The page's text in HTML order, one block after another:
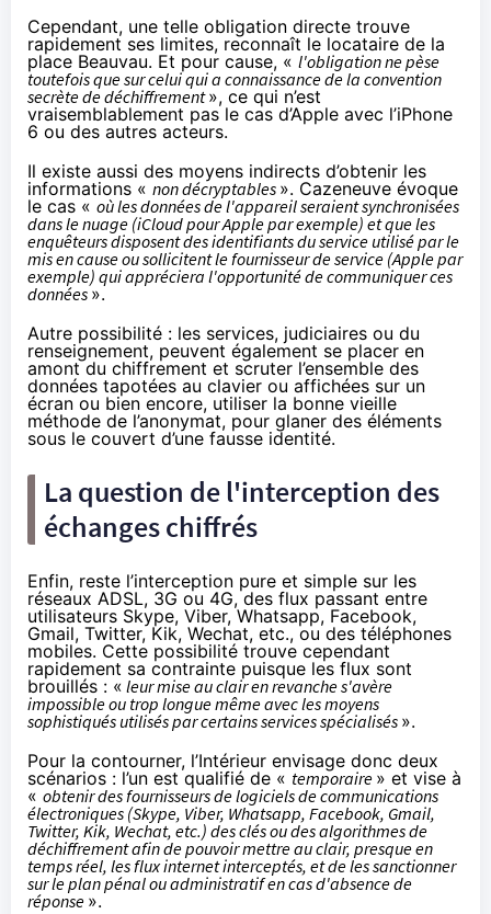
Cependant, une telle obligation directe trouve
rapidement ses limites, reconnaît le locataire de la
place Beauvau. Et pour cause, « l'obligation ne pèse
toutefois que sur celui qui a connaissance de la convention
secrète de déchiffrement», ce qui n’est
vraisemblablement pas le cas d’Apple avec l’iPhone
6 ou des autres acteurs.
Il existe aussi des moyens indirects d’obtenir les
informations « non décryptables ». Cazeneuve évoque
le cas « où les données de l'appareil seraient synchronisées
dans le nuage (iCloud pour Apple par exemple) et que les
enquêteurs disposent des identifiants du service utilisé par le
mis en cause ou sollicitent le fournisseur de service (Apple par
exemple) qui appréciera l'opportunité de communiquer ces
données ».
Autre possibilité : les services, judiciaires ou du
renseignement, peuvent également se placer en
amont du chiffrement et scruter l’ensemble des
données tapotées au clavier ou affichées sur un
écran ou bien encore, utiliser la bonne vieille
méthode de l’anonymat, pour glaner des éléments
sous le couvert d’une fausse identité.
La question de l'interception des
échanges chiffrés
Enfin, reste l’interception pure et simple sur les
réseaux ADSL, 3G ou 4G, des flux passant entre
utilisateurs Skype, Viber, Whatsapp, Facebook,
Gmail, Twitter, Kik, Wechat, etc., ou des téléphones
mobiles. Cette possibilité trouve cependant
rapidement sa contrainte puisque les flux sont
brouillés : « leur mise au clair en revanche s'avère
impossible ou trop longue même avec les moyens
sophistiqués utilisés par certains services spécialisés ».
Pour la contourner, l’Intérieur envisage donc deux
scénarios : l’un est qualifié de « temporaire » et vise à
« obtenir des fournisseurs de logiciels de communications
électroniques (Skype, Viber, Whatsapp, Facebook, Gmail,
Twitter, Kik, Wechat, etc.) des clés ou des algorithmes de
déchiffrement afin de pouvoir mettre au clair, presque en
temps réel, les flux internet interceptés, et de les sanctionner
sur le plan pénal ou administratif en cas d'absence de
réponse ».